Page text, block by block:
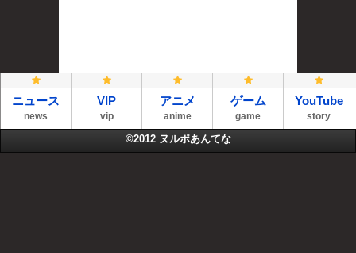
ニュース
news
VIP
vip
アニメ
anime
ゲーム
game
YouTube
story
©2012 ヌルポあんてな